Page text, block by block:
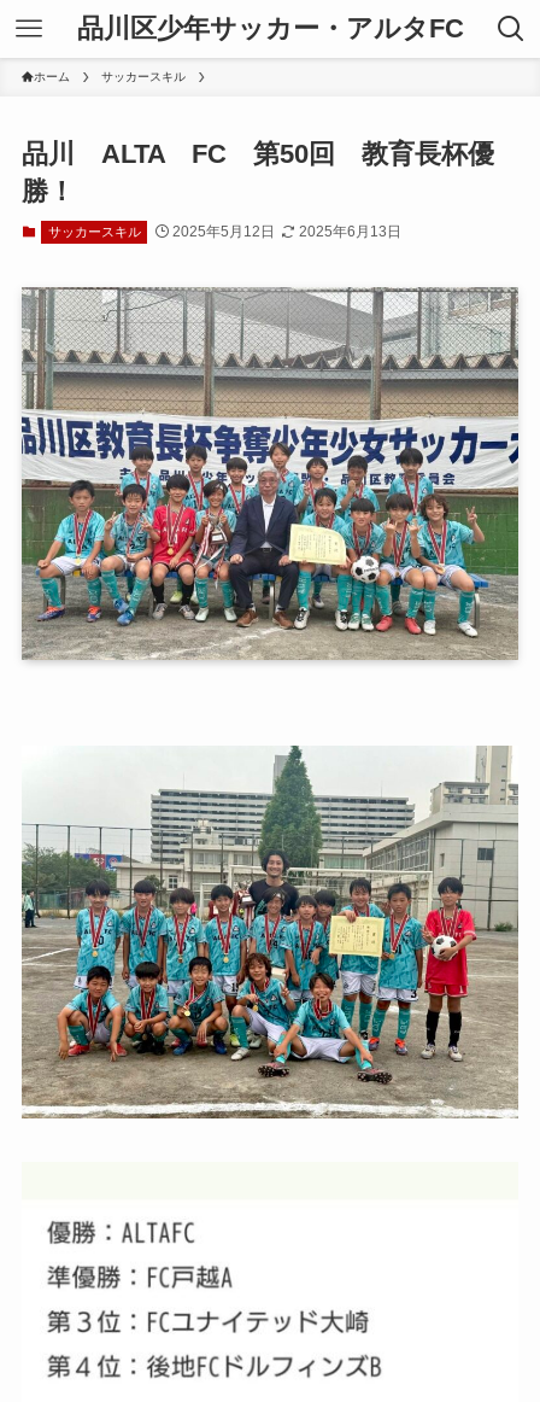
品川区少年サッカー・アルタFC
ホーム サッカースキル
品川 ALTA FC 第50回 教育長杯優
勝！
サッカースキル 2025年5月12日 2025年6月13日